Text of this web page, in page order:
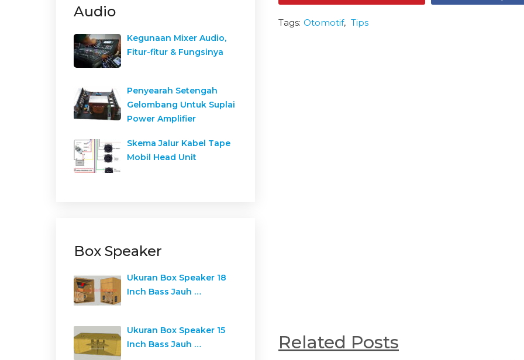
Tags: Otomotif, Tips
Related Posts
Audio
Kegunaan Mixer Audio,
Fitur-fitur & Fungsinya
Penyearah Setengah
Gelombang Untuk Suplai
Power Amplifier
Skema Jalur Kabel Tape
Mobil Head Unit
Box Speaker
Ukuran Box Speaker 18
Inch Bass Jauh …
Ukuran Box Speaker 15
Inch Bass Jauh …